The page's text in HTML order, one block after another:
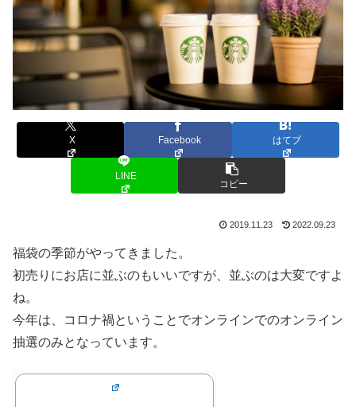
X Facebook はてブ
LINE
コピー
2019.11.23 2022.09.23
福袋の季節がやってきました。
初売りにお店に並ぶのもいいですが、並ぶのは大変ですよ
ね。
今年は、コロナ禍ということでオンラインでのオンライン
抽選のみとなっています。